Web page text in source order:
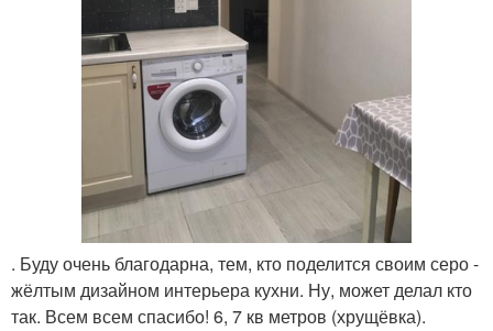
. Буду очень благодарна, тем, кто поделится своим серо -
жёлтым дизайном интерьера кухни. Ну, может делал кто
так. Всем всем спасибо! 6, 7 кв метров (хрущёвка).